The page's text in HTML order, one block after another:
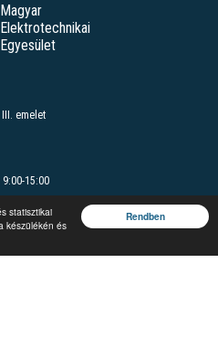
Rendben
statisztikai
készülékén és
Magyar
Elektrotechnikai
Egyesület
emelet
9:00-15:00
szám B/2020/000166
száma: E/2020/000085